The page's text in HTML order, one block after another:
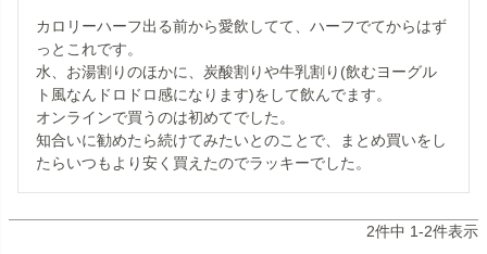
カロリーハーフ出る前から愛飲してて、ハーフでてからはず
っとこれです。
水、お湯割りのほかに、炭酸割りや牛乳割り(飲むヨーグル
ト風なんドロドロ感になります)をして飲んでます。
オンラインで買うのは初めてでした。
知合いに勧めたら続けてみたいとのことで、まとめ買いをし
たらいつもより安く買えたのでラッキーでした。
2件中 1-2件表示